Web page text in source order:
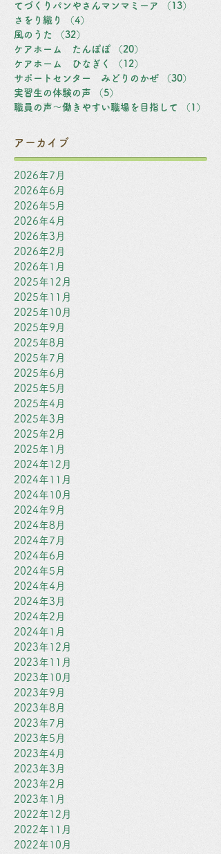
てづくりパンやさんマンマミーア （13）
さをり織り
（4）
風のうた
（32）
ケアホーム たんぽぽ
（20）
ケアホーム ひなぎく
（12）
サポートセンター みどりのかぜ
（30）
実習生の体験の声
（5）
職員の声～働きやすい職場を目指して
（1）
アーカイブ
2026年7月
2026年6月
2026年5月
2026年4月
2026年3月
2026年2月
2026年1月
2025年12月
2025年11月
2025年10月
2025年9月
2025年8月
2025年7月
2025年6月
2025年5月
2025年4月
2025年3月
2025年2月
2025年1月
2024年12月
2024年11月
2024年10月
2024年9月
2024年8月
2024年7月
2024年6月
2024年5月
2024年4月
2024年3月
2024年2月
2024年1月
2023年12月
2023年11月
2023年10月
2023年9月
2023年8月
2023年7月
2023年5月
2023年4月
2023年3月
2023年2月
2023年1月
2022年12月
2022年11月
2022年10月